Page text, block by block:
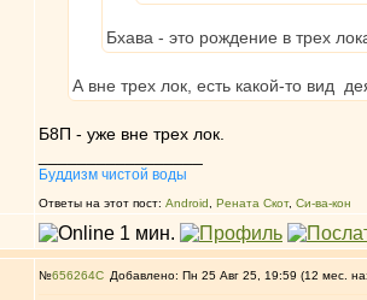
Бхава - это рождение в трех
А вне трех лок, есть какой-то вид
Б8П - уже вне трех лок.
Буддизм чистой воды
Ответы на этот пост: Android Рената Скот, Си-ва-кон
№656264 Добавлено: Пн 25 Авг 25, 19:59 (12 мес.